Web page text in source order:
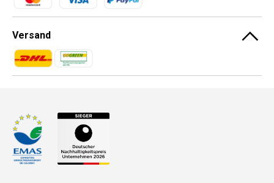
Versand
Zahlungsmethoden
Zahlungsmethoden